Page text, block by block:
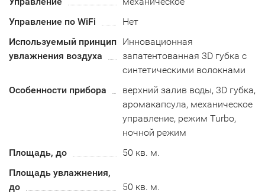
Управление по WiFi
Нет
Используемый принцип
увлажнения воздуха
Инновационная
запатентованная 3D губка с
синтетическими волокнами
Особенности прибора
верхний залив воды, 3D губка,
аромакапсула, механическое
управление, режим Turbo,
ночной режим
Площадь, до
50 кв. м.
Площадь увлажнения,
до
50 кв. м.